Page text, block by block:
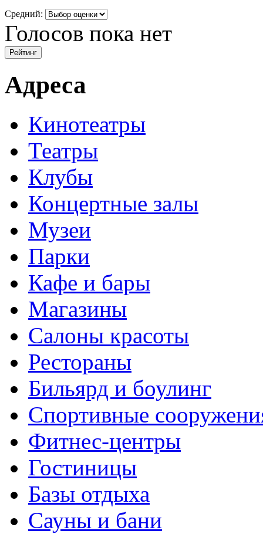
Средний:
Голосов пока нет
Адреса
Кинотеатры
Театры
Клубы
Концертные залы
Музеи
Парки
Кафе и бары
Магазины
Салоны красоты
Рестораны
Бильярд и боулинг
Спортивные
Фитнес-центры
Гостиницы
Базы отдыха
Сауны и бани